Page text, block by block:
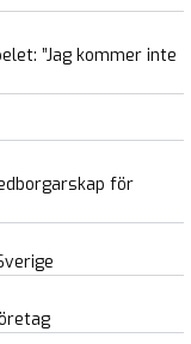
”Jag kommer inte
för